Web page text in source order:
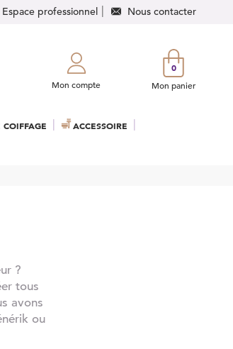
Espace professionnel Nous contacter
Mon compte
0
Mon panier
ACCESSOIRE
?
tous
avons
ou